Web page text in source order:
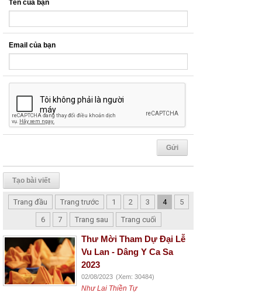
Tên của bạn
Email của bạn
Tạo bài viết
Trang đầu Trang trước 1 2 3 4
5
6
7 Trang sau Trang cuối
Thư Mời Tham Dự Đại Lễ
Vu Lan - Dâng Y Ca Sa
2023
02/08/2023 (Xem: 30484)
Như Lai Thiền Tự